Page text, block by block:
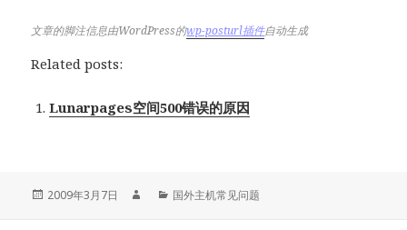
文章的脚注信息由WordPress的wp-posturl插件自动生成
Related posts:
Lunarpages空间500错误的原因
发
2009年3月7日
分
国外主机常见问题